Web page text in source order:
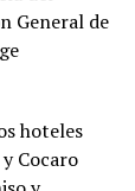
General de
hoteles
Cocaro